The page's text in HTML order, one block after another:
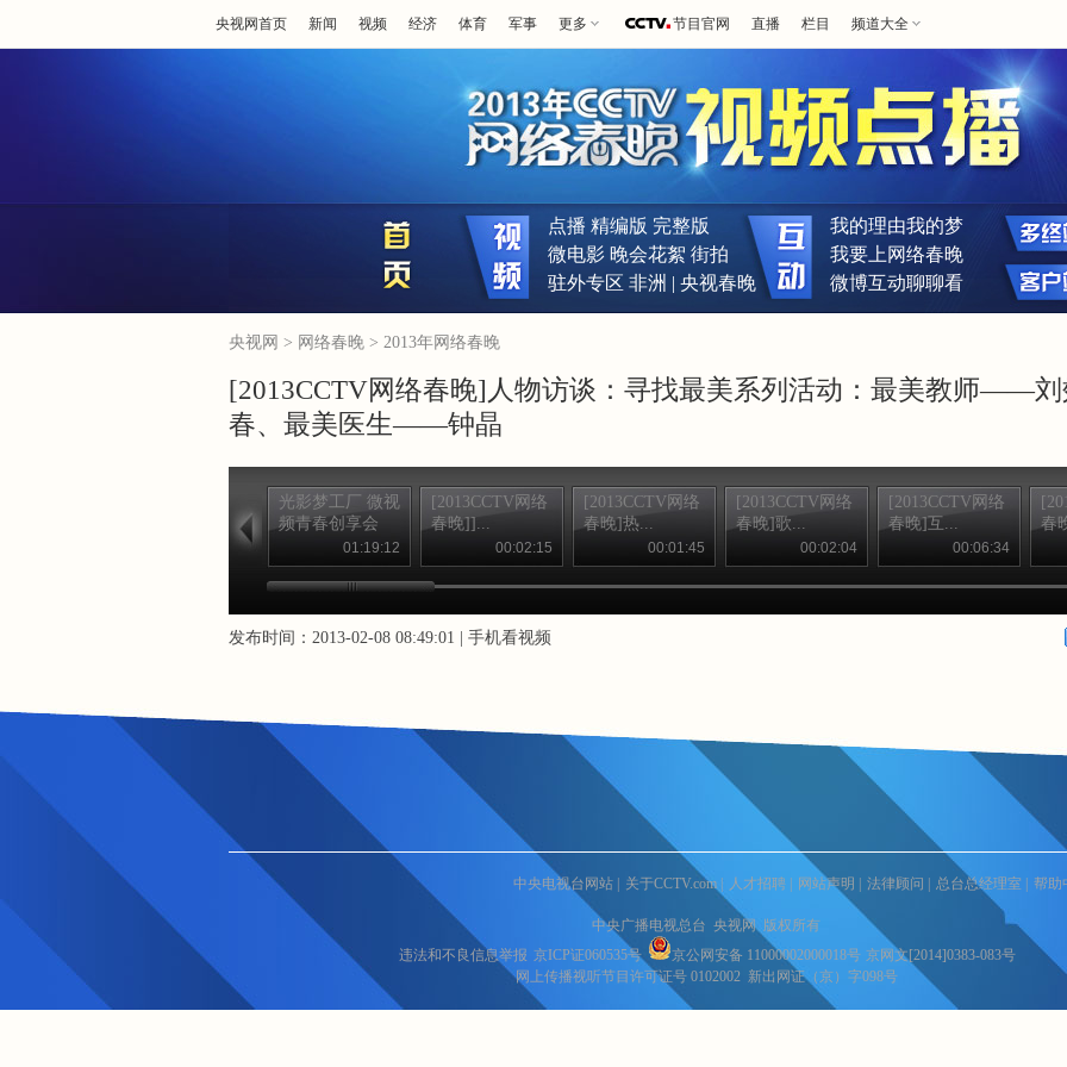
央视网首页 新闻 视频 经济 体育 军事 更多 节目官网 直播 栏目 频道大全
点播 精编版 完整版
微电影 晚会花絮 街拍
驻外专区 非洲 | 央视春晚
我的理由我的梦
我要上网络春晚
微博互动聊聊看
央视网 > 网络春晚 > 2013年网络春晚
[2013CCTV网络春晚]人物访谈：寻找最美系列活动：最美教师——
春、最美医生——钟晶
光影梦工厂 微视
频青春创享会
01:19:12
[2013CCTV网络
春晚]]...
00:02:15
[2013CCTV网络
春晚]热...
00:01:45
[2013CCTV网络
春晚]歌...
00:02:04
[2013CCTV网络
春晚]互...
00:06:34
春
发布时间：2013-02-08 08:49:01 | 手机看视频
中央电视台网站 关于CCTV.com 人才招聘 网站声明 法律顾问 总台总经理室 帮助
中央广播电视总台 央视网 版权所有
违法和不良信息举报 京ICP证060535号 京公网安备 11000002000018号 京网文[2014]0383-083号
网上传播视听节目许可证号 0102002 新出网证（京）字098号